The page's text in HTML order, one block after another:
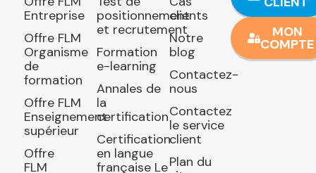
Entreprise
Offre FLM
Organisme
de
formation
Offre FLM
Enseignement
supérieur
Offre
FLM
positionnement
et recrutement
Formation
e-learning
Annales de
la
certification
Certification
en langue
française Le
clients
Notre
blog
Contactez-
nous
Contactez
le service
client
Plan du
MON
COMPTE